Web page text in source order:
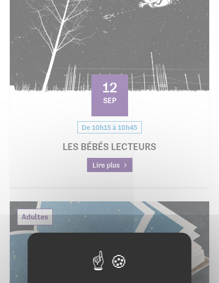
12
SEP
De 10h15 à 10h45
LES BÉBÉS LECTEURS
Lire plus
Adultes